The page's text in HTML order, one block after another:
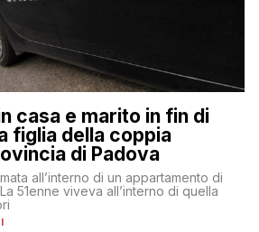
casa e marito in fin di
figlia della coppia
di Padova
all’interno di un appartamento di
51enne viveva all’interno di quella